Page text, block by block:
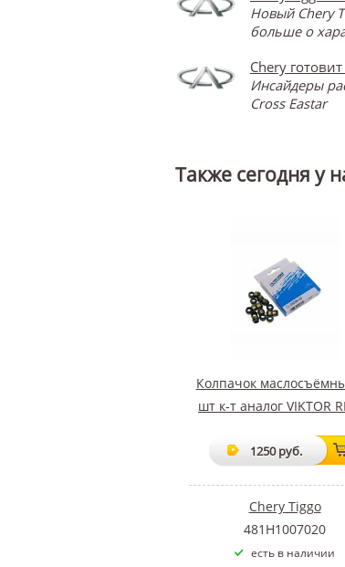
Новый Chery
больше о
Chery
Инсайдеры
Cross Eastar
Также сегодня у
Колпачок
шт к-т аналог VIKTOR
1250 руб.
Chery Tiggo
481H1007020
есть в наличии